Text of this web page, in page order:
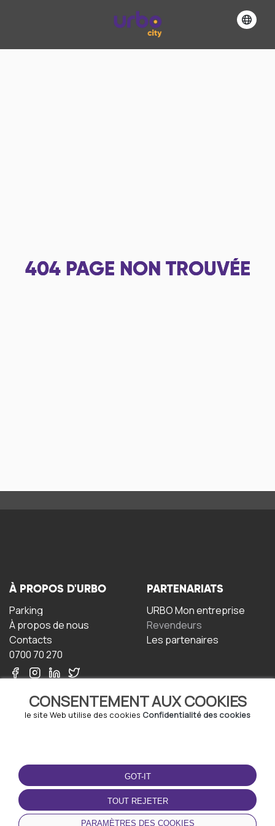
404 PAGE NON TROUVÉE
CONSENTEMENT AUX COOKIES
le site Web utilise des cookies Confidentialité des cookies
GOT-IT
TOUT REJETER
PARAMÈTRES DES COOKIES
À PROPOS D'URBO
Parking
À propos de nous
Contacts
0700 70 270
PARTENARIATS
URBO Mon entreprise
Revendeurs
Les partenaires
TERMS-OF-USE
Termes et conditions
Politique de confidentialité
Politique relative aux
cookies
TÉLÉCHARGEZ
L'APPLICATION